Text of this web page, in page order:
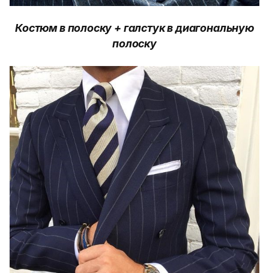
Костюм в полоску + галстук в диагональную
полоску